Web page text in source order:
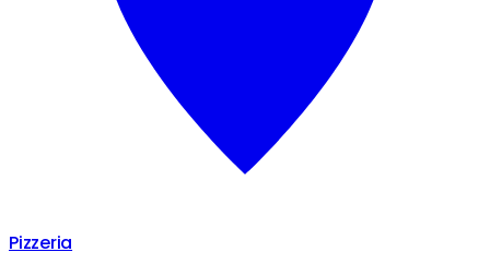
Pizzeria